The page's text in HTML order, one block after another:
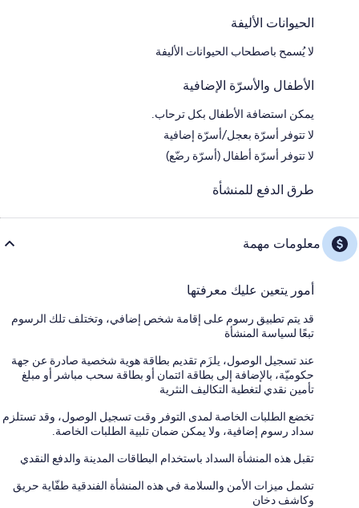
الحيوانات الأليفة
لا يُسمح باصطحاب الحيوانات الأليفة
الأطفال والأسرّة الإضافية
يمكن استضافة الأطفال بكل ترحاب.
لا تتوفر أسرّة بعجل/أسرّة إضافية
لا تتوفر أسرّة أطفال (أسرّة رضّع)
طرق الدفع للمنشأة
معلومات مهمة
أمور يتعين عليك معرفتها
قد يتم تطبيق رسوم على إقامة شخص إضافي، وتختلف تلك الرسوم
تبعًا لسياسة المنشأة
عند تسجيل الوصول، يلزَم تقديم بطاقة هوية شخصية صادرة عن جهة
حكوميّة، بالإضافة إلى بطاقة ائتمان أو بطاقة سحب مباشر أو مبلغ
تأمين نقدي لتغطية التكاليف النثرية
تخضع الطلبات الخاصة لمدى التوفر وقت تسجيل الوصول، وقد تستلزم
سداد رسوم إضافية، ولا يمكن ضمان تلبية الطلبات الخاصة.
تقبل هذه المنشأة السداد باستخدام البطاقات المدينة والدفع النقدي
تشمل ميزات الأمن والسلامة في هذه المنشأة الفندقية طفّاية حريق
وكاشف دخان